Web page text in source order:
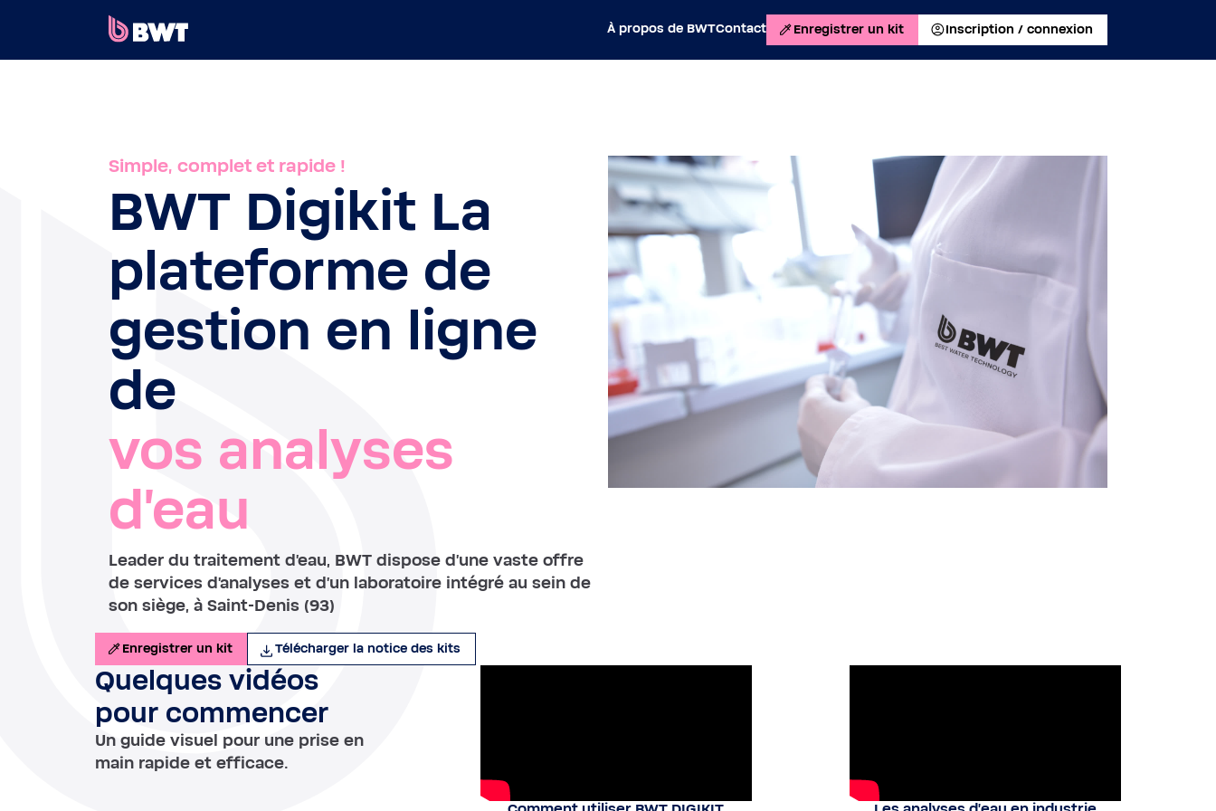
À propos de BWTContact Enregistrer un kit Inscription / connexion
ENREGISTRER UN KIT SANS COMPTE
À PROPOS DE BWT
Simple, complet et rapide !
BWT Digikit La
plateforme de
gestion en ligne
de
vos analyses
d'eau
Leader du traitement d'eau, BWT dispose d'une vaste offre
de services d'analyses et d'un laboratoire intégré au sein de
son siège, à Saint-Denis (93)
Enregistrer un kit Télécharger la notice des kits
Quelques vidéos
pour commencer
Un guide visuel pour une prise en
main rapide et efficace.